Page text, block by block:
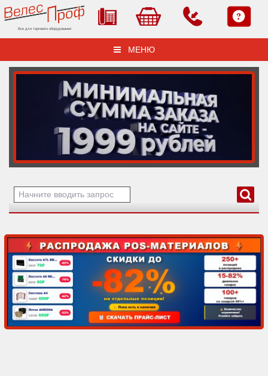
Все для торгового оборудования
МЕНЮ